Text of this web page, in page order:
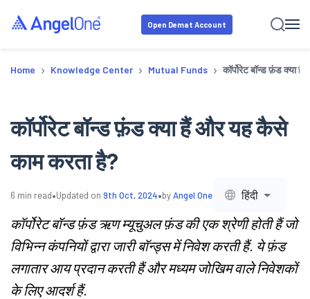
Open Demat Account
Home › Knowledge Center › Mutual Funds › कॉर्पोरेट बॉन्ड फ़ंड क्या
कॉर्पोरेट बॉन्ड फ़ंड क्या हैं और यह कैसे
काम करता है?
6 min read•Updated on 9th Oct, 2024•byAngel One हिंदी
कॉर्पोरेट बॉन्ड फ़ंड ऋण म्यूचुअल फ़ंड की एक श्रेणी होती हैं जो
विभिन्न कंपनियों द्वारा जारी बॉन्ड्स में निवेश करती हैं. ये फ़ंड
लगातार आय प्रदान करती हैं और मध्यम जोखिम वाले निवेशकों
के लिए आदर्श हैं.